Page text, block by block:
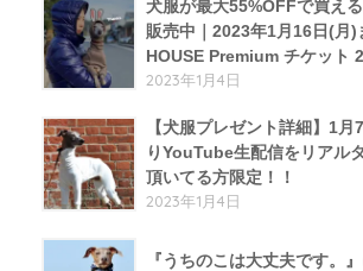
犬服が最大55%OFFで買え
販売中｜2023年1月16日(月)
HOUSE Premium チケット
2023年1月4日
【犬服プレゼント詳細】1
りYouTube生配信をリアル
頂いてる方限定！！
2023年1月4日
『うちのこは大丈夫です。